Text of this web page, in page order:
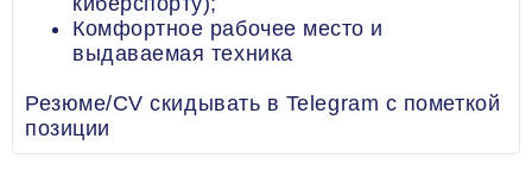
Комфортное рабочее место и
выдаваемая техника
Резюме/CV скидывать в Telegram с пометкой
позиции